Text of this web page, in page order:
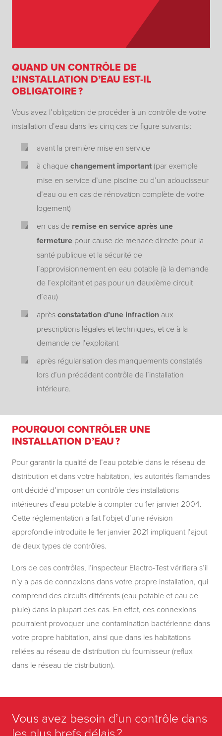
QUAND UN CONTRÔLE DE
L’INSTALLATION D’EAU EST-IL
OBLIGATOIRE ?
Vous avez l’obligation de procéder à un contrôle de votre
installation d’eau dans les cinq cas de figure suivants :
avant la première mise en service
à chaque changement important(par exemple
mise en service d’une piscine ou d’un adoucisseur
d’eau ou en cas de rénovation complète de votre
logement)
en cas de remise en service après une
fermeture pour cause de menace directe pour la
santé publique et la sécurité de
l’approvisionnement en eau potable (à la demande
de l’exploitant et pas pour un deuxième circuit
d’eau)
aprèsconstatation d’une infraction aux
prescriptions légales et techniques, et ce à la
demande de l’exploitant
après régularisation des manquements constatés
lors d’un précédent contrôle de l’installation
intérieure.
POURQUOI CONTRÔLER UNE
INSTALLATION D’EAU ?
Pour garantir la qualité de l’eau potable dans le réseau de
distribution et dans votre habitation, les autorités flamandes
ont décidé d’imposer un contrôle des installations
intérieures d’eau potable à compter du 1er janvier 2004.
Cette réglementation a fait l’objet d’une révision
approfondie introduite le 1er janvier 2021 impliquant l’ajout
de deux types de contrôles.
Lors de ces contrôles, l’inspecteur Electro-Test vérifiera s’il
n’y a pas de connexions dans votre propre installation, qui
comprend des circuits différents (eau potable et eau de
pluie) dans la plupart des cas. En effet, ces connexions
pourraient provoquer une contamination bactérienne dans
votre propre habitation, ainsi que dans les habitations
reliées au réseau de distribution du fournisseur (reflux
dans le réseau de distribution).
Vous avez besoin d’un contrôle dans